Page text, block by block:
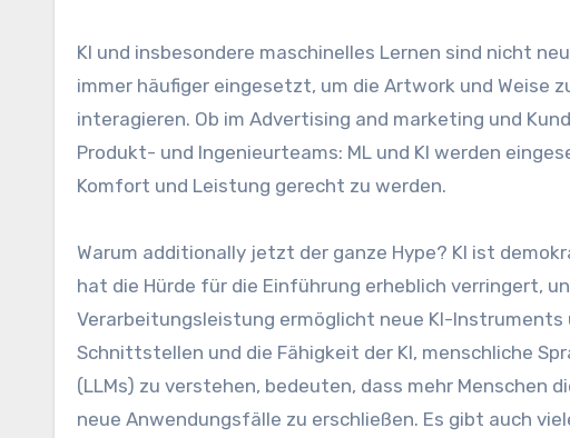
KI und insbesondere maschinelles Lernen sind nicht
immer häufiger eingesetzt, um die Artwork und Weise
interagieren. Ob im Advertising and marketing und
Produkt- und Ingenieurteams: ML und KI werden
Komfort und Leistung gerecht zu werden.
Warum additionally jetzt der ganze Hype? KI ist
hat die Hürde für die Einführung erheblich verringert,
Verarbeitungsleistung ermöglicht neue KI-Instruments
Schnittstellen und die Fähigkeit der KI, menschliche
(LLMs) zu verstehen, bedeuten, dass mehr Menschen
neue Anwendungsfälle zu erschließen. Es gibt auch